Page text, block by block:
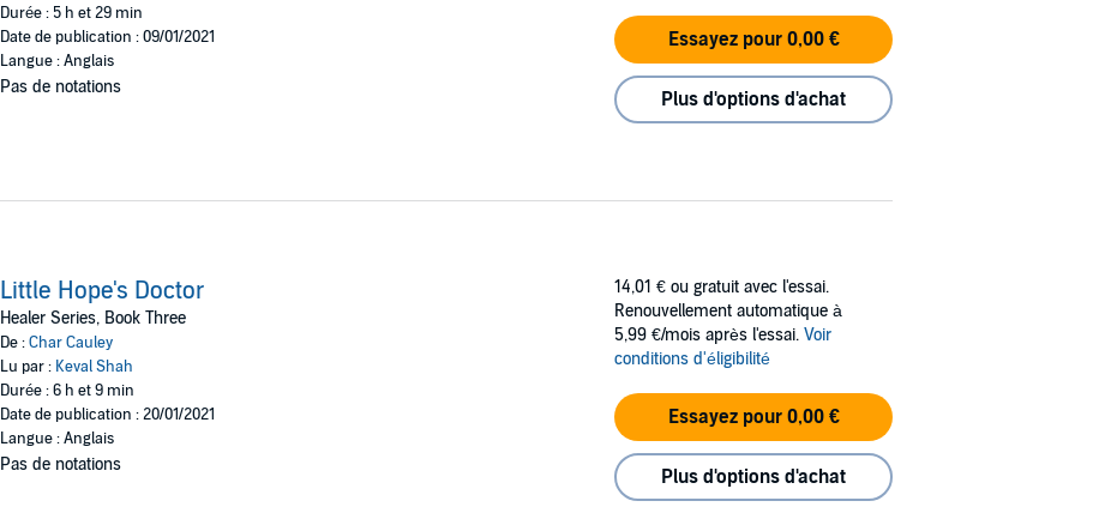
Durée : 5 h et 29 min
Date de publication : 09/01/2021
Langue : Anglais
Pas de notations
Essayez pour 0,00 €
Plus d'options d'achat
Little Hope's Doctor
Healer Series, Book Three
De :Char Cauley
Lu par : Keval Shah
Durée : 6 h et 9 min
Date de publication : 20/01/2021
Langue : Anglais
Pas de notations
14,01 € ou gratuit avec l'essai.
Renouvellement automatique à
5,99 €/mois après l'essai. Voir
conditions d'éligibilité
Essayez pour 0,00 €
Plus d'options d'achat